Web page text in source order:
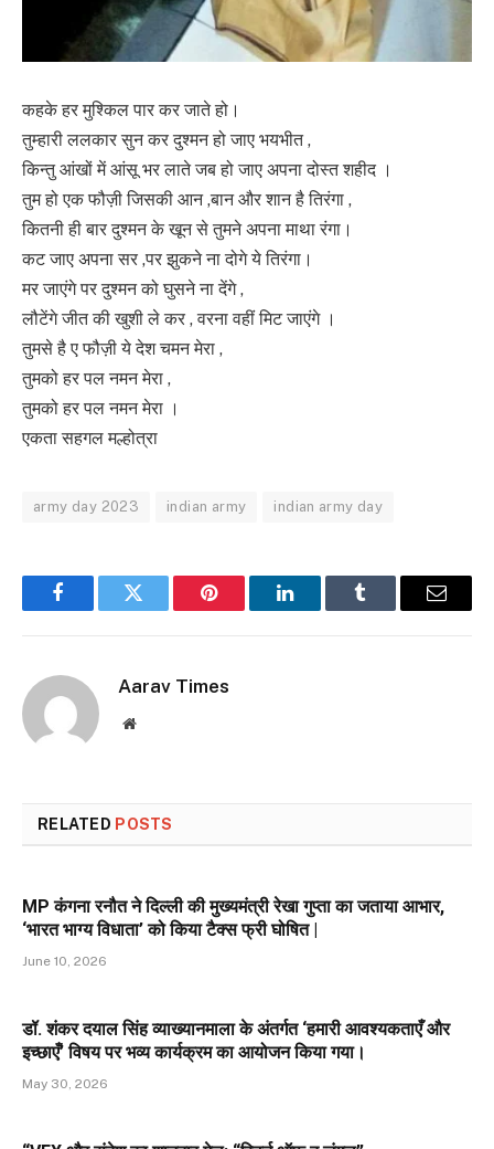
कहके हर मुश्किल पार कर जाते हो।
तुम्हारी ललकार सुन कर दुश्मन हो जाए भयभीत ,
किन्तु आंखों में आंसू भर लाते जब हो जाए अपना दोस्त शहीद ।
तुम हो एक फौज़ी जिसकी आन ,बान और शान है तिरंगा ,
कितनी ही बार दुश्मन के खून से तुमने अपना माथा रंगा।
कट जाए अपना सर ,पर झुकने ना दोगे ये तिरंगा।
मर जाएंगे पर दुश्मन को घुसने ना देंगे ,
लौटेंगे जीत की खुशी ले कर , वरना वहीं मिट जाएंगे ।
तुमसे है ए फौज़ी ये देश चमन मेरा ,
तुमको हर पल नमन मेरा ,
तुमको हर पल नमन मेरा ।
एकता सहगल मल्होत्रा
army day 2023 indian army indian army day
FacebookTwitter Pinterest LinkedInTumblr Email
Aarav Times
Website
RELATED POSTS
MP कंगना रनौत ने दिल्ली की मुख्यमंत्री रेखा गुप्ता का जताया आभार,
‘भारत भाग्य विधाता’ को किया टैक्स फ्री घोषित |
June 10, 2026
डॉ. शंकर दयाल सिंह व्याख्यानमाला के अंतर्गत ‘हमारी आवश्यकताएँ और
इच्छाएँ’ विषय पर भव्य कार्यक्रम का आयोजन किया गया।
May 30, 2026